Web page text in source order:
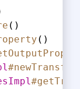
()
()